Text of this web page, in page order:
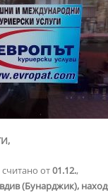
от01.12.,
(Бунарджик),